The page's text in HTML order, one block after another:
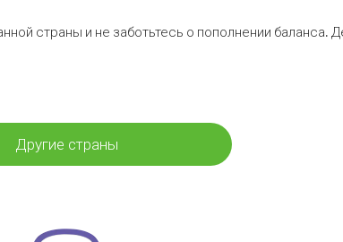
страны и не заботьтесь о пополнении баланса.
Другие страны